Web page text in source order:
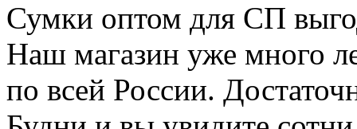
Сумки оптом для СП
Наш магазин уже много
по всей России.